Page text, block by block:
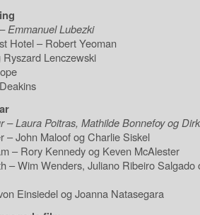
Emmanuel Lubezki
Hotel – Robert Yeoman
Lenczewski
– Laura Poitras, Mathilde Bonnefoy og
– John Maloof og Charlie Siskel
– Rory Kennedy og Keven McAlester
– Wim Wenders, Juliano Ribeiro Salgado
Einsiedel og Joanna Natasegara